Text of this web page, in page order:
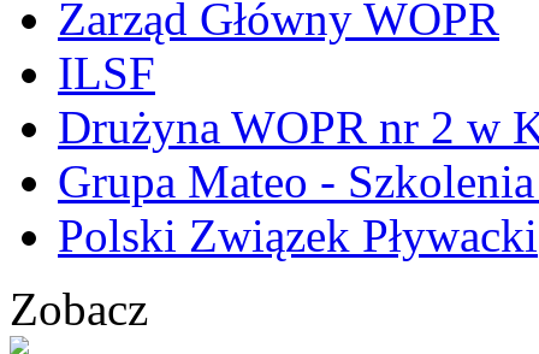
Zarząd Główny WOPR
ILSF
Drużyna WOPR nr 2 w
Grupa Mateo -
Polski Związek Pływacki
Zobacz